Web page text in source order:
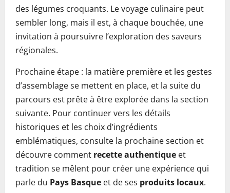
des légumes croquants. Le voyage culinaire peut
sembler long, mais il est, à chaque bouchée, une
invitation à poursuivre l’exploration des saveurs
régionales.
Prochaine étape : la matière première et les gestes
d’assemblage se mettent en place, et la suite du
parcours est prête à être explorée dans la section
suivante. Pour continuer vers les détails
historiques et les choix d’ingrédients
emblématiques, consulte la prochaine section et
découvre comment recette authentique et
tradition se mêlent pour créer une expérience qui
parle du Pays Basque et de ses produits locaux.